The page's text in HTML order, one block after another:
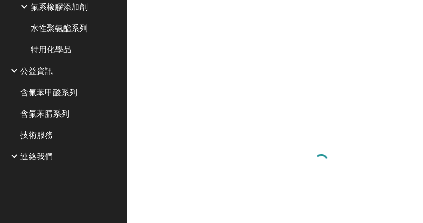
氟系橡膠添加劑
水性聚氨酯系列
特用化學品
公益資訊
含氟苯甲酸系列
含氟苯腈系列
技術服務
連絡我們